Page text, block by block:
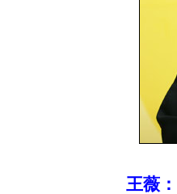
王薇：